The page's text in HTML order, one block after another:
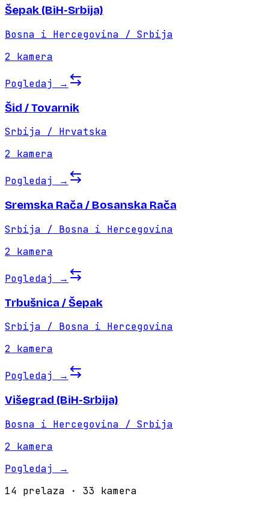
Šepak (BiH-Srbija)
Bosna i Hercegovina / Srbija
2
kamera
Pogledaj →
Šid / Tovarnik
Srbija / Hrvatska
2
kamera
Pogledaj →
Sremska Rača / Bosanska Rača
Srbija / Bosna i Hercegovina
2
kamera
Pogledaj →
Trbušnica / Šepak
Srbija / Bosna i Hercegovina
2
kamera
Pogledaj →
Višegrad (BiH-Srbija)
Bosna i Hercegovina / Srbija
2
kamera
Pogledaj →
14 prelaza · 33 kamera